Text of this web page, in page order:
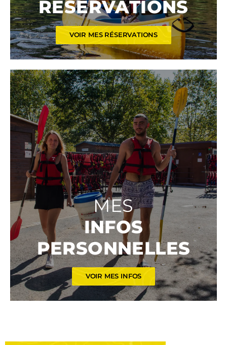
RÉSERVATIONS
VOIR MES RÉSERVATIONS
MES
INFOS
PERSONNELLES
VOIR MES INFOS